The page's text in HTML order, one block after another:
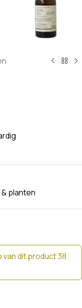
planten
dit product 38